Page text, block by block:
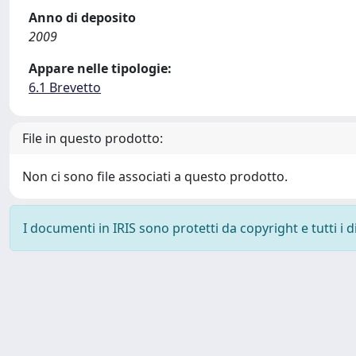
Anno di deposito
2009
Appare nelle tipologie:
6.1 Brevetto
File in questo prodotto:
Non ci sono file associati a questo prodotto.
I documenti in IRIS sono protetti da copyright e tutti i